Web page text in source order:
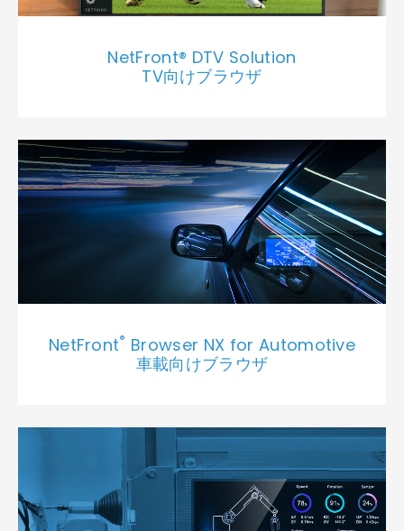
NetFront® DTV Solution
TV向けブラウザ
NetFront® Browser NX for Automotive
車載向けブラウザ